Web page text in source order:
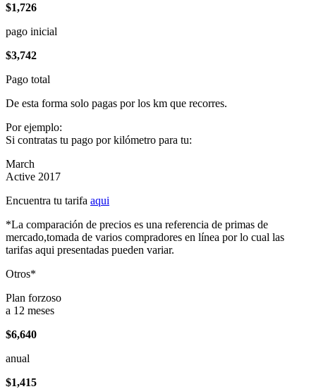
$1,726
pago inicial
$3,742
Pago total
De esta forma solo pagas por los km que recorres.
Por ejemplo:
Si contratas tu pago por kilómetro para tu:
March
Active 2017
Encuentra tu tarifa aqui
*La comparación de precios es una referencia de primas de
mercado,tomada de varios compradores en línea por lo cual las
tarifas aqui presentadas pueden variar.
Otros*
Plan forzoso
a 12 meses
$6,640
anual
$1,415